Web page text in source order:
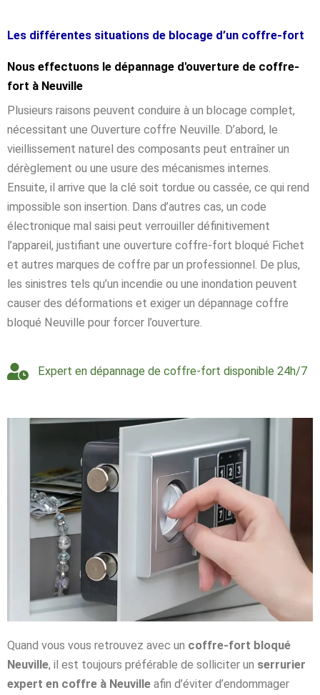
Les différentes situations de blocage d’un coffre-fort
Nous effectuons le dépannage d'ouverture de coffre-
fort à Neuville
Plusieurs raisons peuvent conduire à un blocage complet,
nécessitant une Ouverture coffre Neuville. D’abord, le
vieillissement naturel des composants peut entraîner un
dérèglement ou une usure des mécanismes internes.
Ensuite, il arrive que la clé soit tordue ou cassée, ce qui rend
impossible son insertion. Dans d’autres cas, un code
électronique mal saisi peut verrouiller définitivement
l’appareil, justifiant une ouverture coffre-fort bloqué Fichet
et autres marques de coffre par un professionnel. De plus,
les sinistres tels qu’un incendie ou une inondation peuvent
causer des déformations et exiger un dépannage coffre
bloqué Neuville pour forcer l’ouverture.
Expert en dépannage de coffre-fort disponible 24h/7
Quand vous vous retrouvez avec un coffre-fort bloqué
Neuville, il est toujours préférable de solliciter un serrurier
expert en coffre à Neuville afin d’éviter d’endommager